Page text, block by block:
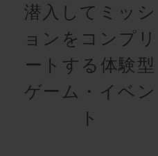
潜入してミッシ
ョンをコンプリ
ートする体験型
ゲーム・イベン
ト